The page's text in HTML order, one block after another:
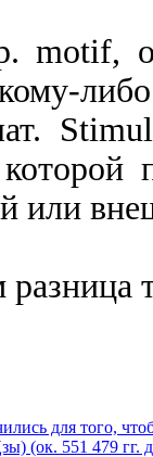
motif,
или
разница
для того,
(ок. 551 479 гг.